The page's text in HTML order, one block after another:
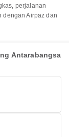
perjalanan
dengan Airpaz dan
Antarabangsa